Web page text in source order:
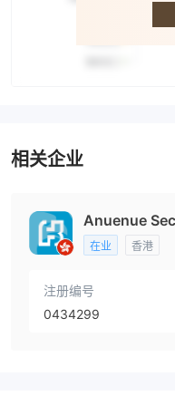
相关企业
Anuenue
在业 香港
注册编号
0434299